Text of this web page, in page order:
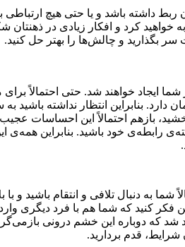
داشته باشد و یا حتی هیچ ارتباطی
کرد و افکار زیادی در
بگذارید و چالش‌ها را بهتر حل کنید.
ایجاد خواهند شد. حتی احتمالاً
دارد. بنابراین انتظار نداشته
بازهم احتمالاً این احساسات
رابطه‌ی خود باشید. بنابراین همه‌ی
دنبال تلافی و انتقام باشید و با
کنید که شما هم با فرد دیگری وارد
شد که دوباره این خشم درونی
قدم بردارید.